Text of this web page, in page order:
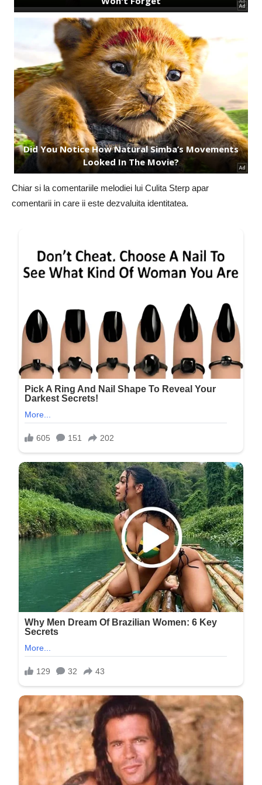
Chiar si la comentariile melodiei lui Culita Sterp apar
comentarii in care ii este dezvaluita identitatea.